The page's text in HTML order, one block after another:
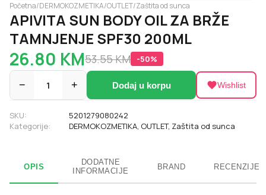
Početna/DERMOKOZMETIKA/OUTLET/Zaštita od sunca
APIVITA SUN BODY OIL ZA BRŽE
TAMNJENJE SPF30 200ML
26.80 KM53.55KM -50%
− 1 + Dodaj u korpu Wishlist
SKU:
5201279080242
Kategorije:
DERMOKOZMETIKA, OUTLET, Zaštita od sunca
OPIS
DODATNE
INFORMACIJE
BRAND RECENZIJE